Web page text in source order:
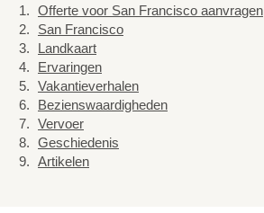
Offerte voor San Francisco aanvragen
San Francisco
Landkaart
Ervaringen
Vakantieverhalen
Bezienswaardigheden
Vervoer
Geschiedenis
Artikelen